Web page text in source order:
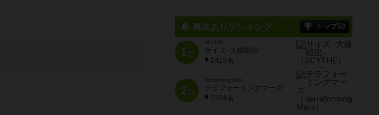
興味ありランキング トップ50
1位
SCYTHE
サイズ -大鎌戦役-
2415名
2位
Terraforming Mars
テラフォーミングマーズ
2394名